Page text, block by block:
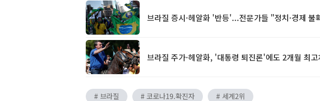
브라질 증시·헤알화 '반등'...전문가들 "정치·경제 불
브라질 주가·헤알화, '대통령 퇴진론'에도 2개월 최
# 브라질 # 코로나19.확진자 # 세계2위